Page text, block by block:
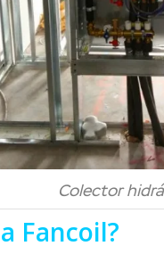
Colector
Fancoil?